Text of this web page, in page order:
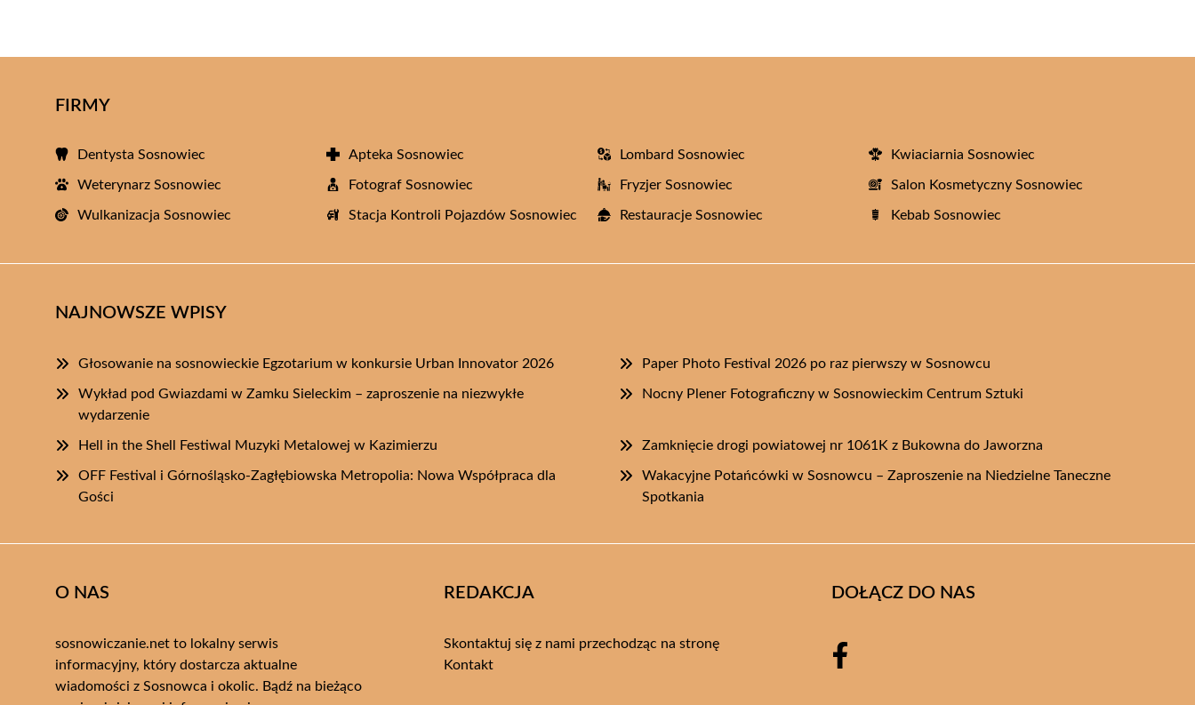
FIRMY
Dentysta Sosnowiec Apteka Sosnowiec Lombard Sosnowiec Kwiaciarnia Sosnowiec
Weterynarz Sosnowiec Fotograf Sosnowiec Fryzjer Sosnowiec Salon Kosmetyczny Sosnowiec
Wulkanizacja Sosnowiec Stacja Kontroli Pojazdów Sosnowiec Restauracje Sosnowiec Kebab Sosnowiec
NAJNOWSZE WPISY
Głosowanie na sosnowieckie Egzotarium w konkursie Urban Innovator 2026 Paper Photo Festival 2026 po raz pierwszy w Sosnowcu
Wykład pod Gwiazdami w Zamku Sieleckim – zaproszenie na niezwykłe
wydarzenie
Nocny Plener Fotograficzny w Sosnowieckim Centrum Sztuki
Hell in the Shell Festiwal Muzyki Metalowej w Kazimierzu Zamknięcie drogi powiatowej nr 1061K z Bukowna do Jaworzna
OFF Festival i Górnośląsko-Zagłębiowska Metropolia: Nowa Współpraca dla
Gości
Wakacyjne Potańcówki w Sosnowcu – Zaproszenie na Niedzielne Taneczne
Spotkania
O NAS
sosnowiczanie.net to lokalny serwis
informacyjny, który dostarcza aktualne
wiadomości z Sosnowca i okolic. Bądź na bieżąco
REDAKCJA
Skontaktuj się z nami przechodząc na stronę
Kontakt
DOŁĄCZ DO NAS